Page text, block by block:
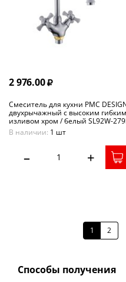
2 976.00
Смеситель для кухни РМС
двухрычажный с высоким гибким
изливом хром / белый SL92W-
В наличии: 1 шт
– +
1 2
Способы получения